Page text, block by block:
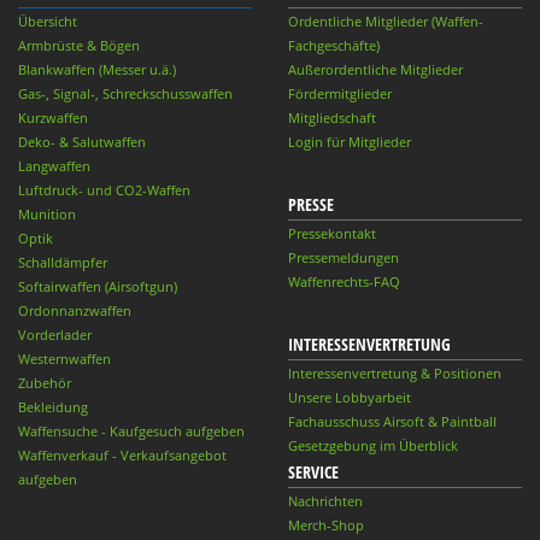
Übersicht
Armbrüste & Bögen
Blankwaffen (Messer u.ä.)
Gas-, Signal-, Schreckschusswaffen
Kurzwaffen
Deko- & Salutwaffen
Langwaffen
Luftdruck- und CO2-Waffen
Munition
Optik
Schalldämpfer
Softairwaffen (Airsoftgun)
Ordonnanzwaffen
Vorderlader
Westernwaffen
Zubehör
Bekleidung
Waffensuche - Kaufgesuch aufgeben
Waffenverkauf - Verkaufsangebot
aufgeben
Ordentliche Mitglieder (Waffen-
Fachgeschäfte)
Außerordentliche Mitglieder
Fördermitglieder
Mitgliedschaft
Login für Mitglieder
PRESSE
Pressekontakt
Pressemeldungen
Waffenrechts-FAQ
INTERESSENVERTRETUNG
Interessenvertretung & Positionen
Unsere Lobbyarbeit
Fachausschuss Airsoft & Paintball
Gesetzgebung im Überblick
SERVICE
Nachrichten
Merch-Shop